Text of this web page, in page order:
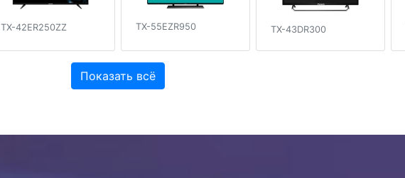
TX-42ER250ZZ TX-55EZR950 TX-43DR300
Показать всё